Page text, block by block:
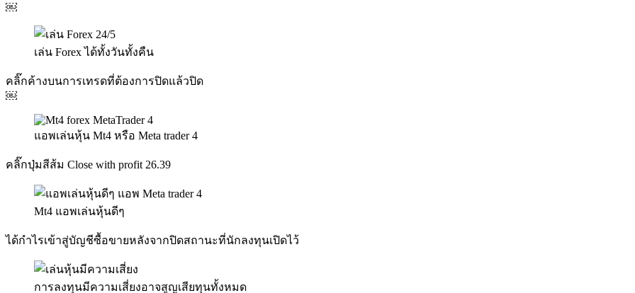
￼
เล่น Forex ได้ทั้งวันทั้งคืน
คลิ๊กค้างบนการเทรดที่ต้องการปิดแล้วปิด
￼
แอพเล่นหุ้น Mt4 หรือ Meta trader 4
คลิ๊กปุ่มสีส้ม Close with profit 26.39
Mt4 แอพเล่นหุ้นดีๆ
ได้กำไรเข้าสู่บัญชีซื้อขายหลังจากปิดสถานะที่นักลงทุนเปิดไว้
การลงทุนมีความเสี่ยงอาจสูญเสียทุนทั้งหมด